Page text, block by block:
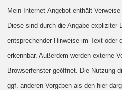
Mein Internet-Angebot enthält
Diese sind durch die Angabe expliziter
entsprechender Hinweise im Text oder
erkennbar. Außerdem werden externe
Browserfenster geöffnet. Die Nutzung
ggf. anderen Vorgaben als den hier